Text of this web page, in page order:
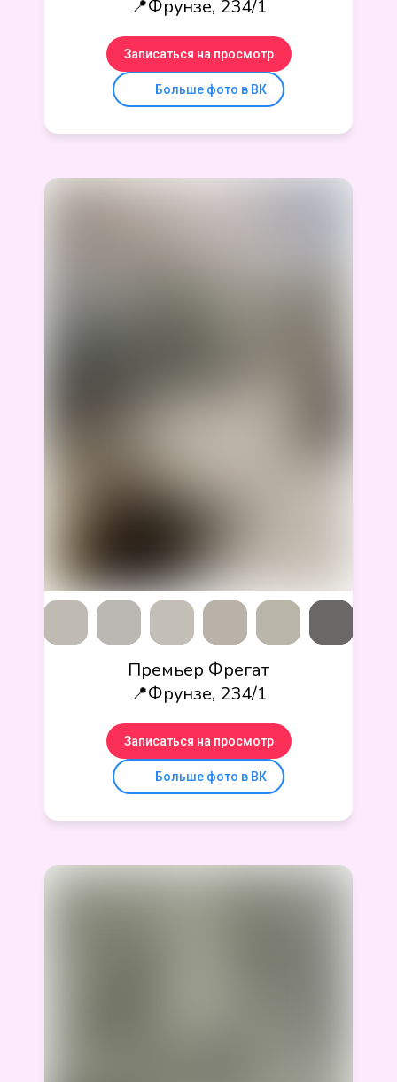
📍Фрунзе, 234/1
Записаться на просмотр
Больше фото в ВК
Премьер Фрегат
📍Фрунзе, 234/1
Записаться на просмотр
Больше фото в ВК